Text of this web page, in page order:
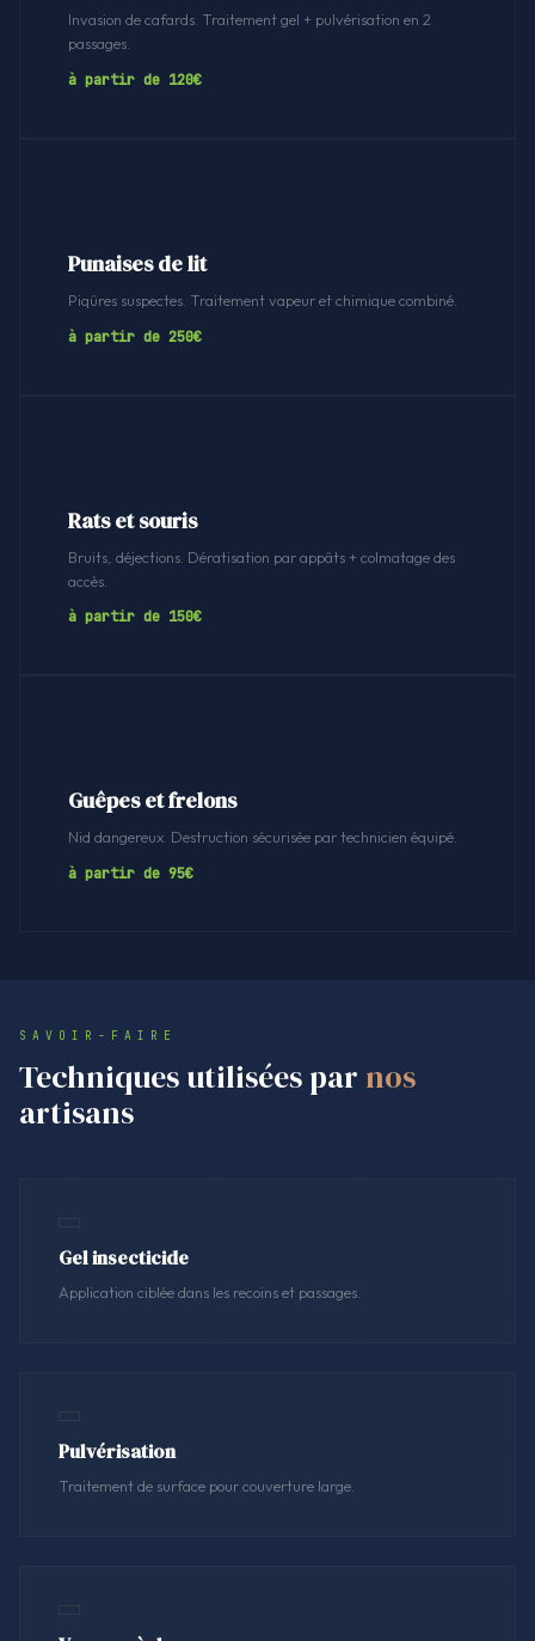
Invasion de cafards. Traitement gel + pulvérisation en 2
passages.
à partir de 120€
Punaises de lit
Piqûres suspectes. Traitement vapeur et chimique combiné.
à partir de 250€
Rats et souris
Bruits, déjections. Dératisation par appâts + colmatage des
accès.
à partir de 150€
Guêpes et frelons
Nid dangereux. Destruction sécurisée par technicien équipé.
à partir de 95€
SAVOIR-FAIRE
Techniques utilisées par nos
artisans
Gel insecticide
Application ciblée dans les recoins et passages.
Pulvérisation
Traitement de surface pour couverture large.